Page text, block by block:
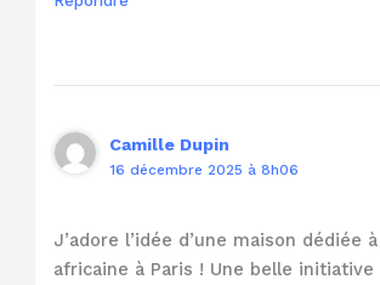
Camille Dupin
16 décembre 2025 à 8h06
J’adore l’idée d’une maison dédiée
africaine à Paris ! Une belle initiative